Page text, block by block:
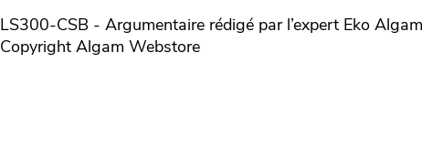
LS300-CSB - Argumentaire rédigé par l’expert Eko
Copyright Algam Webstore